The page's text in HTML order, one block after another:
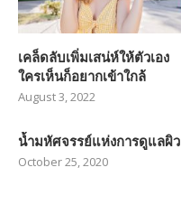
เคล็ดลับเพิ่มเสน่ห์ให้ตัวเอง
ใครเห็นก็อยากเข้าใกล้
August 3, 2022
น้ำมหัศจรรย์แห่งการดูแลผิว
October 25, 2020